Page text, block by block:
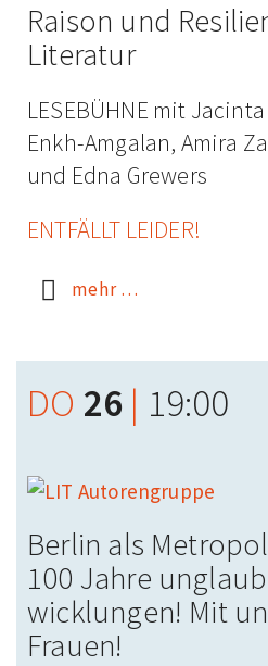
Raison und
Literatur
LESEBÜHNE mit
Enkh-Amgalan, Amira
und Edna Grewers
ENTFÄLLT LEIDER!
mehr …
DO 26 | 19:00
Berlin als
100 Jahre
wicklungen! Mit
Frauen!